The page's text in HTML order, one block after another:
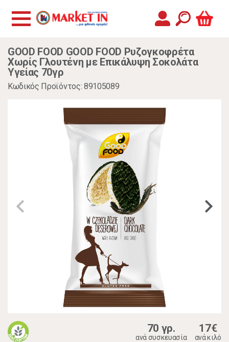
GOOD FOOD GOOD FOOD Ρυζογκοφρέτα
Χωρίς Γλουτένη με Επικάλυψη Σοκολάτα
Υγείας 70γρ
Κωδικός Προϊόντος: 89105089
70 γρ.
ανά συσκευασία
17€
ανά κιλό